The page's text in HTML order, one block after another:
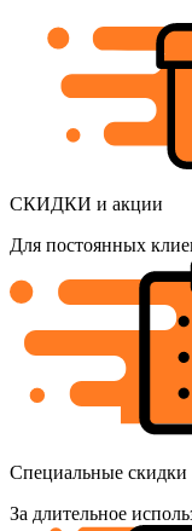
СКИДКИ и акции
Для постоянных
Специальные скидки
За длительное